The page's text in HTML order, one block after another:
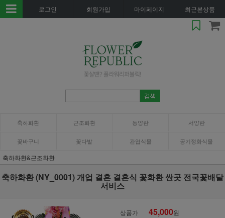
로그인 회원가입 마이페이지 최근본상품
축하화환 근조화환 동양란 서양란
꽃바구니 꽃다발 관엽식물 공기정화식물
축하화환&근조화환
축하화환 (NY_0001) 개업 결혼 결혼식 꽃화환 싼곳 전국꽃배달
서비스
상품가 45,000원